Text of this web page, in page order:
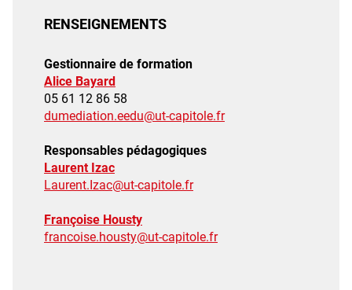
RENSEIGNEMENTS
Gestionnaire de formation
Alice Bayard
05 61 12 86 58
dumediation.eedu@ut-capitole.fr
Responsables pédagogiques
Laurent Izac
Laurent.Izac@ut-capitole.fr
Françoise Housty
francoise.housty@ut-capitole.fr